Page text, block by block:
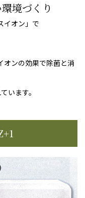
境づくり
イオン」で
オンの効果で除菌と消
います。